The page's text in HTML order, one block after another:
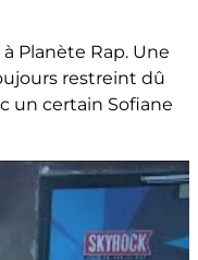
à Planète Rap. Une
restreint dû
un certain Sofiane